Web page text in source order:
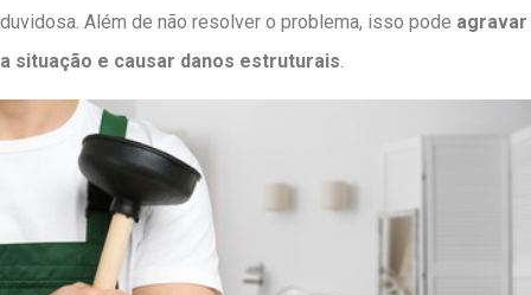
duvidosa. Além de não resolver o problema, isso pode agravar
a situação e causar danos estruturais